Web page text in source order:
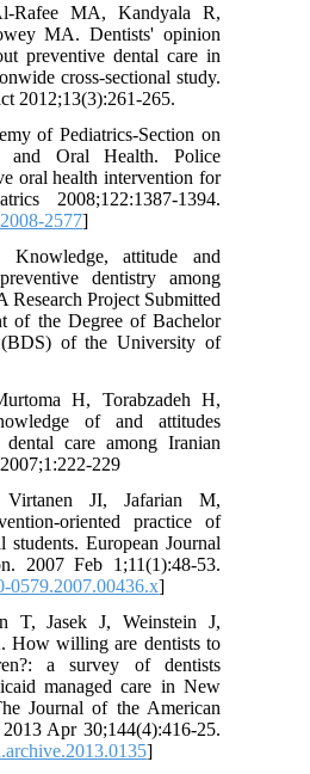
Rafee MA, Kandyala R,
MA. Dentists' opinion
preventive dental care in
cross-sectional study.
2012;13(3):261-265.
of Pediatrics-Section on
and Oral Health. Police
oral health intervention for
2008;122:1387-1394.
2577
Knowledge, attitude and
preventive dentistry among
Research Project Submitted
of the Degree of Bachelor
(BDS) of the University of
H, Torabzadeh H,
of and attitudes
dental care among Iranian
2007;1:222-229
Virtanen JI, Jafarian M,
practice of
students. European Journal
2007 Feb 1;11(1):48-53.
0579.2007.00436.x
T, Jasek J, Weinstein J,
How willing are dentists to
a survey of dentists
managed care in New
Journal of the American
2013 Apr 30;144(4):416-25.